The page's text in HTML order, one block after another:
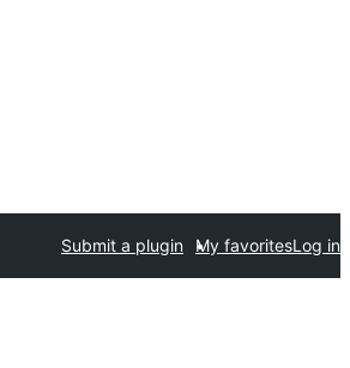
Submit a plugin My favoritesLog in